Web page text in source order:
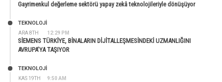
Gayrimenkul değerleme sektörü yapay zekâ teknolojileriyle dönüşüyor
ARA 8TH 12:29 PM
TEKNOLOJİ
SİEMENS TÜRKİYE, BİNALARIN DİJİTALLEŞMESİNDEKİ UZMANLIĞINI
AVRUPA’YA TAŞIYOR
KAS 19TH 9:50 AM
TEKNOLOJİ